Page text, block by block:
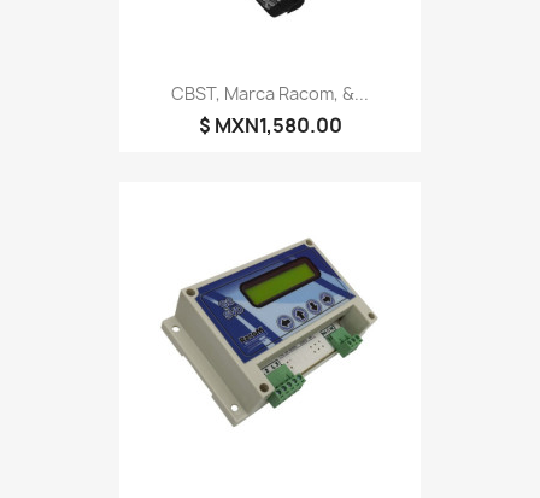
CBST, Marca Racom, &...
$ MXN1,580.00